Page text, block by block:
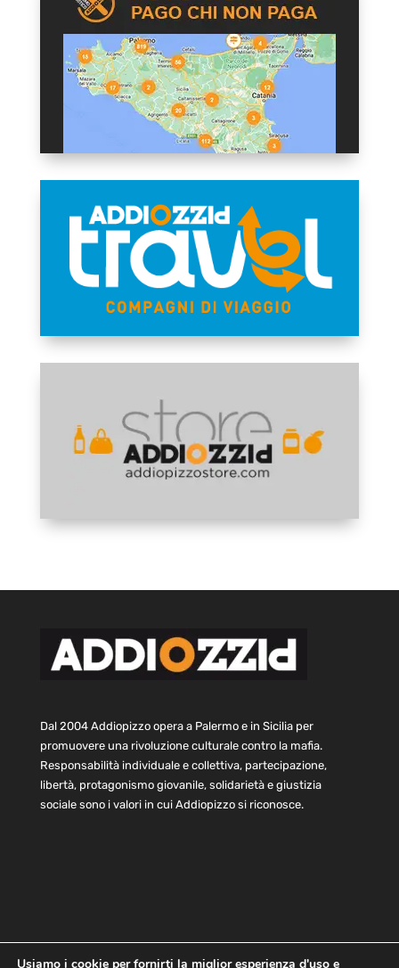
Dal 2004 Addiopizzo opera a Palermo e in Sicilia per
promuovere una rivoluzione culturale contro la mafia.
Responsabilità individuale e collettiva, partecipazione,
libertà, protagonismo giovanile, solidarietà e giustizia
sociale sono i valori in cui Addiopizzo si riconosce.
Usiamo i cookie per fornirti la miglior esperienza d'uso e